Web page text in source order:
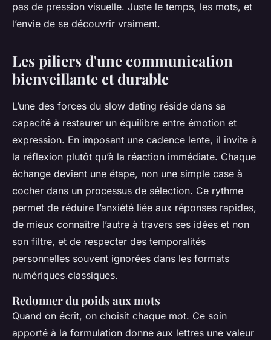
pas de pression visuelle. Juste le temps, les mots, et
l’envie de se découvrir vraiment.
Les piliers d'une communication
bienveillante et durable
L’une des forces du slow dating réside dans sa
capacité à restaurer un équilibre entre émotion et
expression. En imposant une cadence lente, il invite à
la réflexion plutôt qu’à la réaction immédiate. Chaque
échange devient une étape, non une simple case à
cocher dans un processus de sélection. Ce rythme
permet de réduire l’anxiété liée aux réponses rapides,
de mieux connaître l’autre à travers ses idées et non
son filtre, et de respecter des temporalités
personnelles souvent ignorées dans les formats
numériques classiques.
Redonner du poids aux mots
Quand on écrit, on choisit chaque mot. Ce soin
apporté à la formulation donne aux lettres une valeur